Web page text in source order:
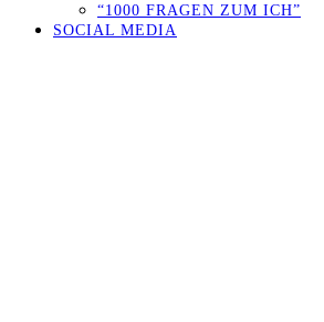
“1000 FRAGEN ZUM ICH”
SOCIAL MEDIA